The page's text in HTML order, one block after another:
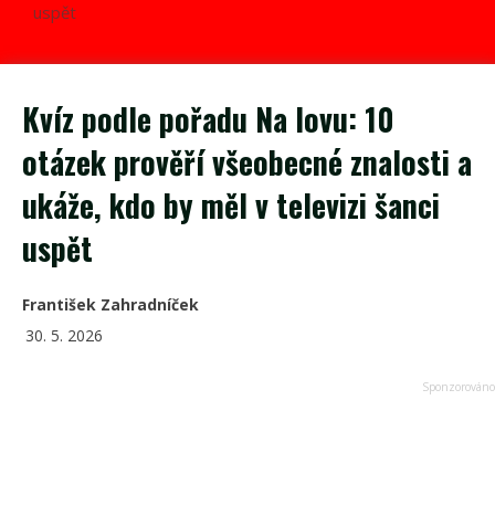
uspět
Kvíz podle pořadu Na lovu: 10
otázek prověří všeobecné znalosti a
ukáže, kdo by měl v televizi šanci
uspět
František Zahradníček
30. 5. 2026